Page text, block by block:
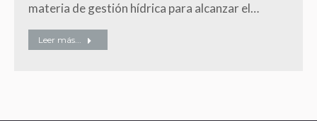
materia de gestión hídrica para alcanzar el…
Leer más...